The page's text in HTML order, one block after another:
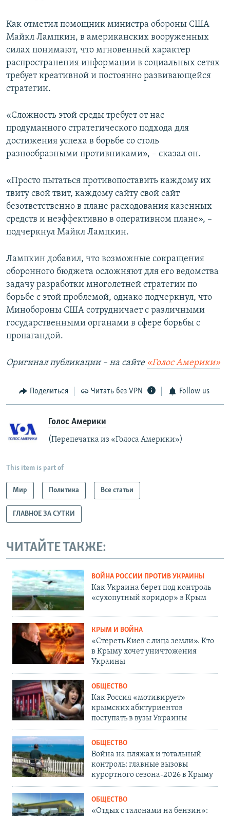
Как отметил помощник министра обороны США
Майкл Лампкин, в американских вооруженных
силах понимают, что мгновенный характер
распространения информации в социальных сетях
требует креативной и постоянно развивающейся
стратегии.
«Сложность этой среды требует от нас
продуманного стратегического подхода для
достижения успеха в борьбе со столь
разнообразными противниками», – сказал он.
«Просто пытаться противопоставить каждому их
твиту свой твит, каждому сайту свой сайт
безответственно в плане расходования казенных
средств и неэффективно в оперативном плане», –
подчеркнул Майкл Лампкин.
Лампкин добавил, что возможные сокращения
оборонного бюджета осложняют для его ведомства
задачу разработки многолетней стратегии по
борьбе с этой проблемой, однако подчеркнул, что
Минобороны США сотрудничает с различными
государственными органами в сфере борьбы с
пропагандой.
Оригинал публикации – на сайте «Голос Америки»
Поделиться Читать без VPN Follow us
Голос Америки
(Перепечатка из «Голоса Америки»)
This item is part of
Мир Политика Все статьи
ГЛАВНОЕ ЗА СУТКИ
ЧИТАЙТЕ ТАКЖЕ:
ВОЙНА РОССИИ ПРОТИВ УКРАИНЫ
Как Украина берет под контроль
«сухопутный коридор» в Крым
КРЫМ И ВОЙНА
«Стереть Киев с лица земли». Кто
в Крыму хочет уничтожения
Украины
ОБЩЕСТВО
Как Россия «мотивирует»
крымских абитуриентов
поступать в вузы Украины
ОБЩЕСТВО
Война на пляжах и тотальный
контроль: главные вызовы
курортного сезона-2026 в Крыму
ОБЩЕСТВО
«Отдых с талонами на бензин»: